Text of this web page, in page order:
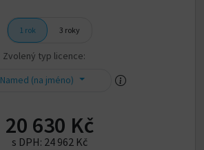
1 rok 3 roky
Zvolený typ licence:
Named (na jméno)
20 630 Kč
s DPH: 24 962 Kč